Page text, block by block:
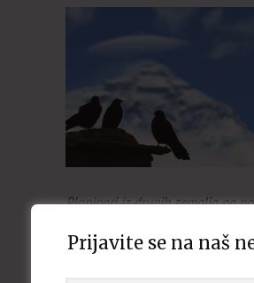
Planinari iz drugih zemalja ga
Prijavite se na naš